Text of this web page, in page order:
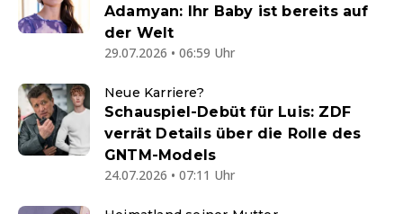
Adamyan: Ihr Baby ist bereits auf
der Welt
29.07.2026 • 06:59 Uhr
Neue Karriere?
Schauspiel-Debüt für Luis: ZDF
verrät Details über die Rolle des
GNTM-Models
24.07.2026 • 07:11 Uhr